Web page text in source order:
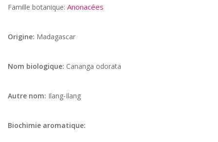
Famille botanique: Anonacées
Origine: Madagascar
Nom biologique: Cananga odorata
Autre nom: Ilang-Ilang
Biochimie aromatique: